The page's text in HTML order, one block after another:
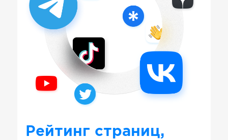
Рейтинг страниц,